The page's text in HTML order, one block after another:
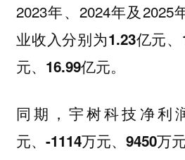
2023年、2024年及2025
业收入分别为1.23亿元
元、16.99亿元。
同期，宇树科技净利
元、-1114万元、9450万